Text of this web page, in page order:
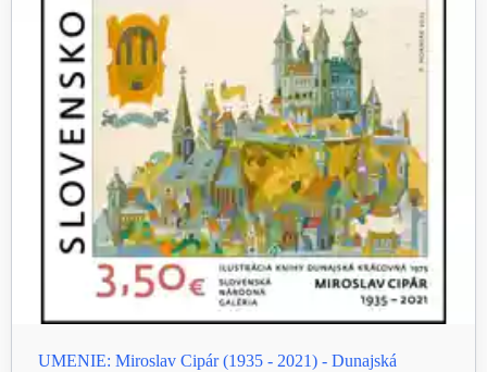
UMENIE: Miroslav Cipár (1935 - 2021) - Dunajská